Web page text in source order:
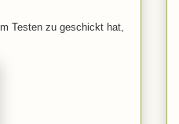
Testen zu geschickt hat,